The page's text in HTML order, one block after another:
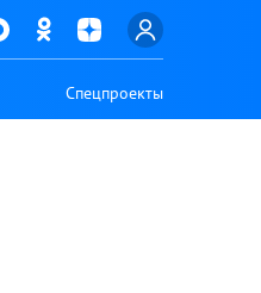
Спецпроекты